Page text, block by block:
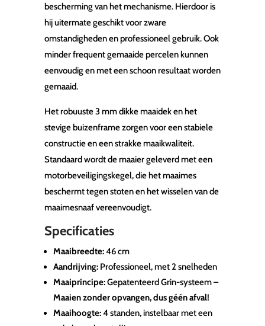
bescherming van het mechanisme. Hierdoor is
hij uitermate geschikt voor zware
omstandigheden en professioneel gebruik. Ook
minder frequent gemaaide percelen kunnen
eenvoudig en met een schoon resultaat worden
gemaaid.
Het robuuste 3 mm dikke maaidek en het
stevige buizenframe zorgen voor een stabiele
constructie en een strakke maaikwaliteit.
Standaard wordt de maaier geleverd met een
motorbeveiligingskegel, die het maaimes
beschermt tegen stoten en het wisselen van de
maaimesnaaf vereenvoudigt.
Specificaties
Maaibreedte:46 cm
Aandrijving:Professioneel, met 2 snelheden
Maaiprincipe:Gepatenteerd Grin-systeem –
Maaien zonder opvangen, dus géén afval!
Maaihoogte:4 standen, instelbaar met een